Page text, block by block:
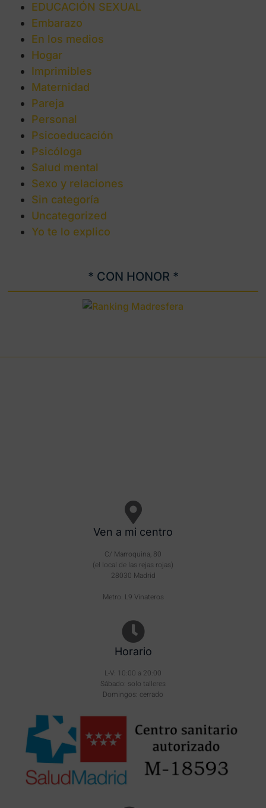
EDUCACIÓN SEXUAL
Embarazo
En los medios
Hogar
Imprimibles
Maternidad
Pareja
Personal
Psicoeducación
Psicóloga
Salud mental
Sexo y relaciones
Sin categoría
Uncategorized
Yo te lo explico
* CON HONOR *
Ven a mi centro
C/ Marroquina, 80
(el local de las rejas rojas)
28030 Madrid
Metro: L9 Vinateros
Horario
L-V: 10:00 a 20:00
Sábado: solo talleres
Domingos: cerrado